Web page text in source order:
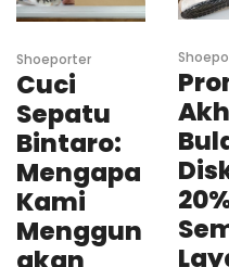
Shoeporter
Cuci
Sepatu
Bintaro:
Mengapa
Kami
Menggun